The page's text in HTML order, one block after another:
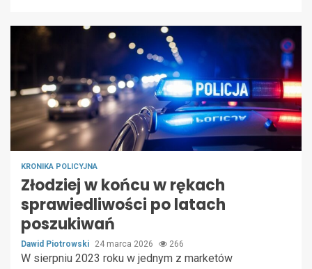
KRONIKA POLICYJNA
Złodziej w końcu w rękach
sprawiedliwości po latach
poszukiwań
Dawid Piotrowski 24 marca 2026 266
W sierpniu 2023 roku w jednym z marketów